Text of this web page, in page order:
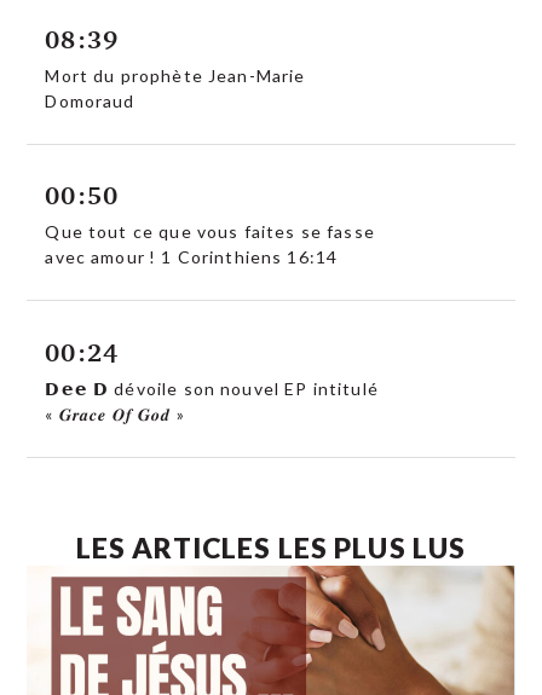
08:39
Mort du prophète Jean-Marie
Domoraud
00:50
Que tout ce que vous faites se fasse
avec amour ! 1 Corinthiens 16:14
00:24
𝗗𝗲𝗲 𝗗 dévoile son nouvel EP intitulé
« 𝑮𝒓𝒂𝒄𝒆 𝑶𝒇 𝑮𝒐𝒅 »
LES ARTICLES LES PLUS LUS